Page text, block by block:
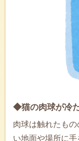
◆猫の肉球が冷
肉球は触れたも
い地面や場所に